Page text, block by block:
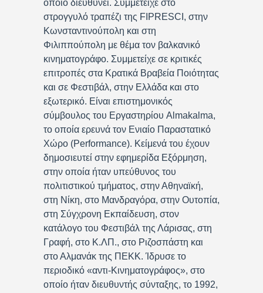
οποίο διευθύνει. Συμμετείχε στο
στρογγυλό τραπέζι της FIPRESCI, στην
Κωνσταντινούπολη και στη
Φιλιππούπολη με θέμα τον βαλκανικό
κινηματογράφο. Συμμετείχε σε κριτικές
επιτροπές στα Κρατικά Βραβεία Ποιότητας
και σε Φεστιβάλ, στην Ελλάδα και στο
εξωτερικό. Είναι επιστημονικός
σύμβουλος του Εργαστηρίου Almakalma,
το οποία ερευνά τον Ενιαίο Παραστατικό
Χώρο (Performance). Κείμενά του έχουν
δημοσιευτεί στην εφημερίδα Εξόρμηση,
στην οποία ήταν υπεύθυνος του
πολιτιστικού τμήματος, στην Αθηναϊκή,
στη Νίκη, στο Μανδραγόρα, στην Ουτοπία,
στη Σύγχρονη Εκπαίδευση, στον
κατάλογο του Φεστιβάλ της Λάρισας, στη
Γραφή, στο Κ.ΛΠ., στο Ριζοσπάστη και
στο Αλμανάκ της ΠΕΚΚ. Ίδρυσε το
περιοδικό «αντι-Κινηματογράφος», στο
οποίο ήταν διευθυντής σύνταξης, το 1992,